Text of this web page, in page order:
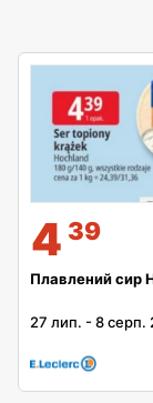
4 39
Плавлений сир
27 лип. -8 серп.